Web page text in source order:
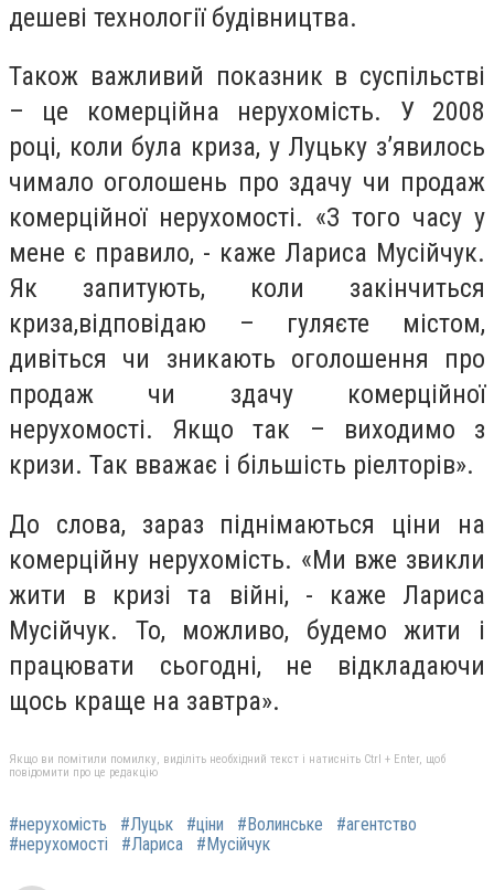
дешеві технології будівництва.
Також важливий показник в суспільстві
– це комерційна нерухомість. У 2008
році, коли була криза, у Луцьку з’явилось
чимало оголошень про здачу чи продаж
комерційної нерухомості. «З того часу у
мене є правило, - каже Лариса Мусійчук.
Як запитують, коли закінчиться
криза,відповідаю – гуляєте містом,
дивіться чи зникають оголошення про
продаж чи здачу комерційної
нерухомості. Якщо так – виходимо з
кризи. Так вважає і більшість ріелторів».
До слова, зараз піднімаються ціни на
комерційну нерухомість. «Ми вже звикли
жити в кризі та війні, - каже Лариса
Мусійчук. То, можливо, будемо жити і
працювати сьогодні, не відкладаючи
щось краще на завтра».
Якщо ви помітили помилку, виділіть необхідний текст і натисніть Ctrl + Enter, щоб
повідомити про це редакцію
#нерухомість #Луцьк #ціни #Волинське
#агентство
#нерухомості
#Лариса #Мусійчук